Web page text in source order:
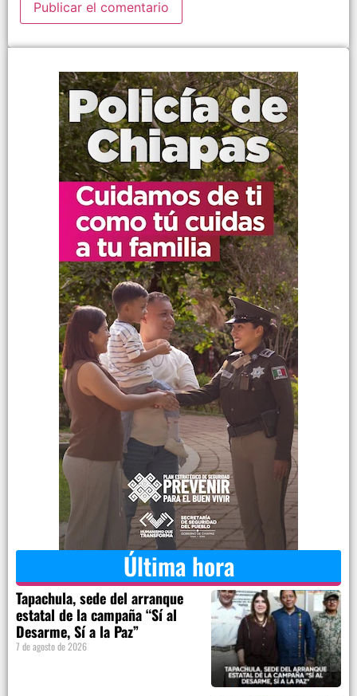
Última hora
Tapachula, sede del arranque
estatal de la campaña “Sí al
Desarme, Sí a la Paz”
7 de agosto de 2026